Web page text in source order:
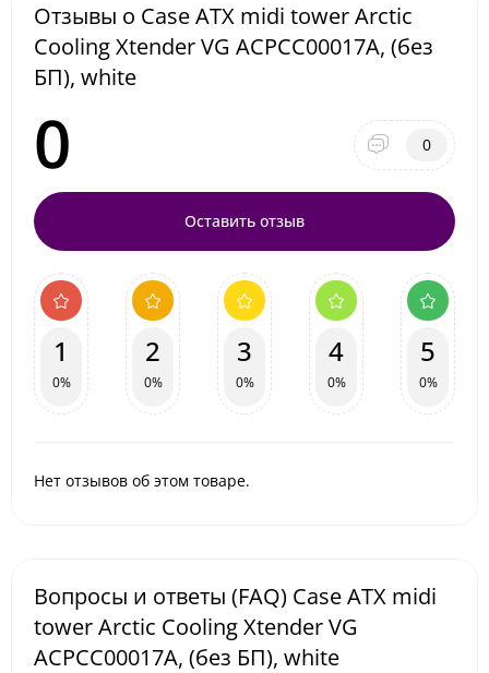
Отзывы о Case ATX midi tower Arctic
Cooling Xtender VG ACPCC00017A, (без
БП), white
0 0
Оставить отзыв
1
0%
2
0%
3
0%
4
0%
5
0%
Нет отзывов об этом товаре.
Вопросы и ответы (FAQ) Case ATX midi
tower Arctic Cooling Xtender VG
ACPCC00017A, (без БП), white